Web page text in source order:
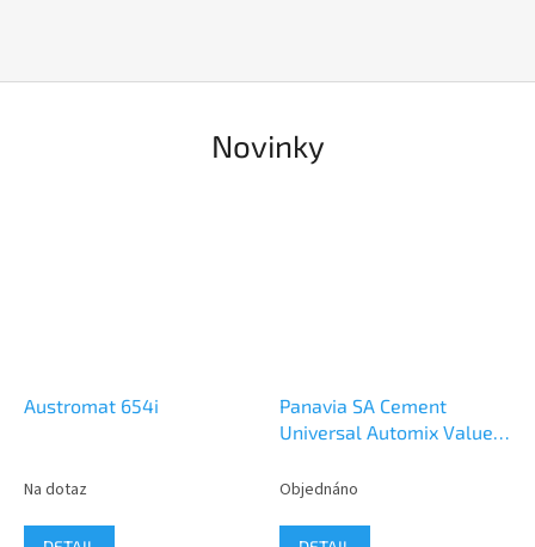
e
Novinky
Austromat 654i
Na dotaz
Panavia SA Cement
Universal Automix Value
Objednáno